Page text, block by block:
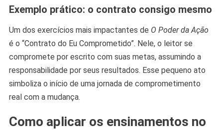
Exemplo prático: o contrato consigo mesmo
Um dos exercícios mais impactantes de O Poder da Ação
é o “Contrato do Eu Comprometido”. Nele, o leitor se
compromete por escrito com suas metas, assumindo a
responsabilidade por seus resultados. Esse pequeno ato
simboliza o início de uma jornada de comprometimento
real com a mudança.
Como aplicar os ensinamentos no